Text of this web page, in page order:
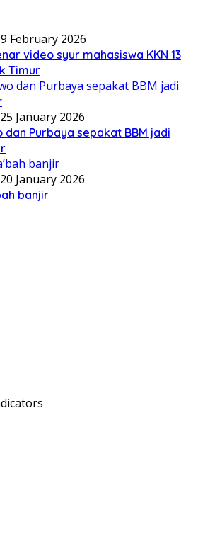
9 February 2026
video syur mahasiswa KKN 13
Timur
25 January 2026
dan Purbaya sepakat BBM jadi
20 January 2026
banjir